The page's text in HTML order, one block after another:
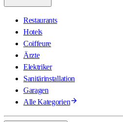
Restaurants
Hotels
Coiffeure
Ärzte
Elektriker
Sanitärinstallation
Garagen
Alle Kategorien